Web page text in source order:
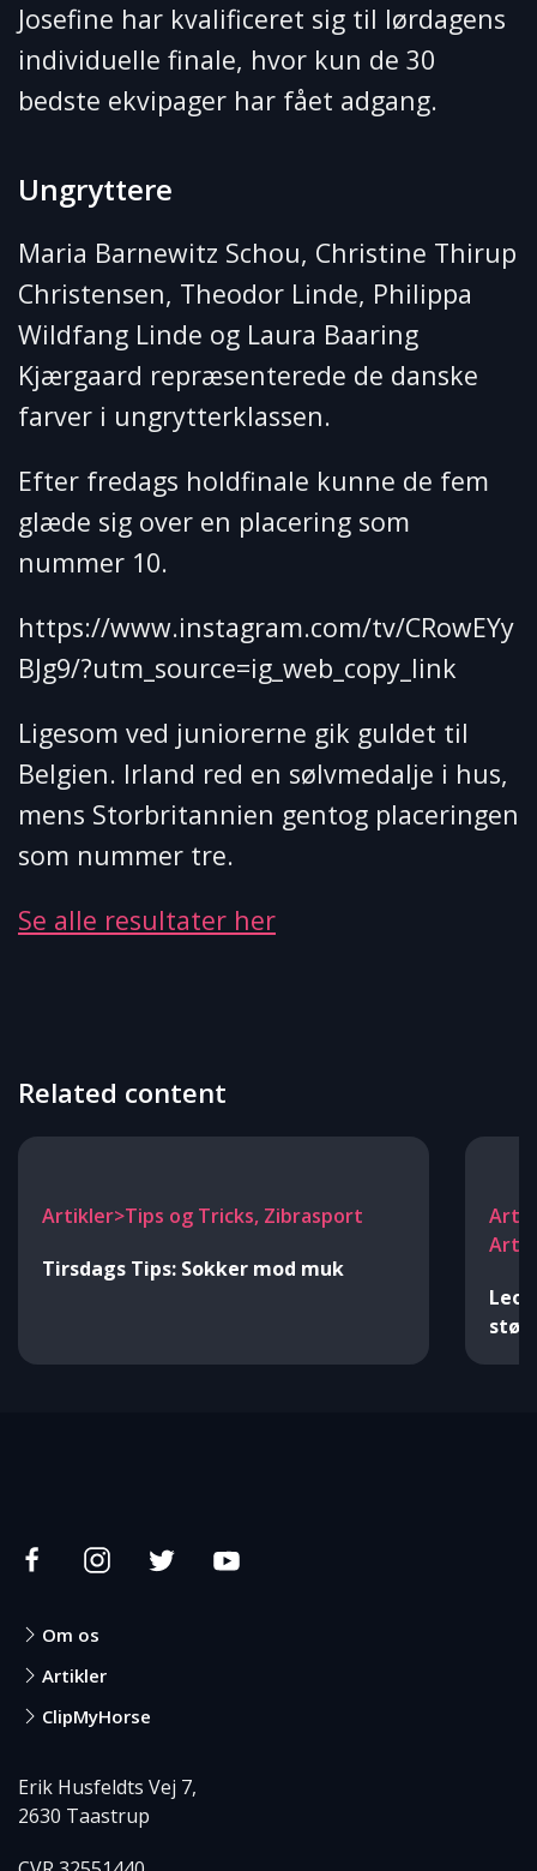
Josefine har kvalificeret sig til lørdagens
individuelle finale, hvor kun de 30
bedste ekvipager har fået adgang.
Ungryttere
Maria Barnewitz Schou, Christine Thirup
Christensen, Theodor Linde, Philippa
Wildfang Linde og Laura Baaring
Kjærgaard repræsenterede de danske
farver i ungrytterklassen.
Efter fredags holdfinale kunne de fem
glæde sig over en placering som
nummer 10.
https://www.instagram.com/tv/CRowEYy
BJg9/?utm_source=ig_web_copy_link
Ligesom ved juniorerne gik guldet til
Belgien. Irland red en sølvmedalje i hus,
mens Storbritannien gentog placeringen
som nummer tre.
Se alle resultater her
Related content
Artikler>Tips og Tricks, Zibrasport
Tirsdags Tips: Sokker mod muk
Om os
Artikler
ClipMyHorse
Erik Husfeldts Vej 7,
2630 Taastrup